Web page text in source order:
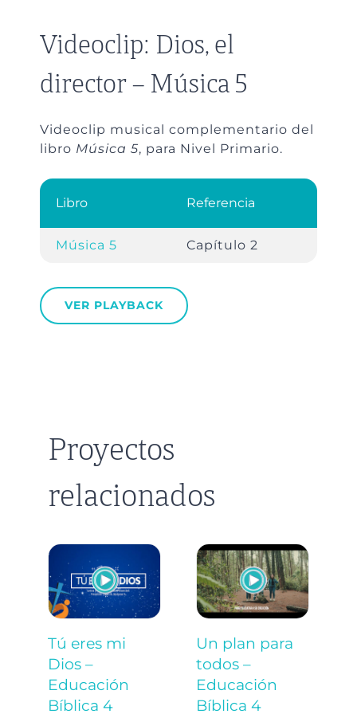
Videoclip: Dios, el
director – Música 5
Videoclip musical complementario del
libro Música 5, para Nivel Primario.
Libro Referencia
Música 5 Capítulo 2
VER PLAYBACK
Proyectos
relacionados
Tú eres mi
Dios –
Educación
Bíblica 4
Un plan para
todos –
Educación
Bíblica 4